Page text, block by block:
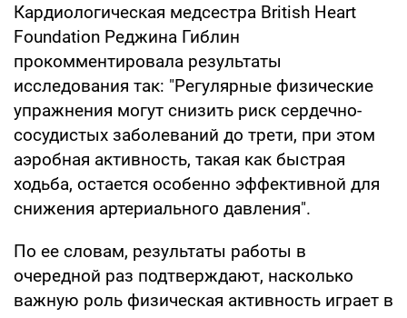
Кардиологическая медсестра British Heart
Foundation Реджина Гиблин
прокомментировала результаты
исследования так: "Регулярные физические
упражнения могут снизить риск сердечно-
сосудистых заболеваний до трети, при этом
аэробная активность, такая как быстрая
ходьба, остается особенно эффективной для
снижения артериального давления".
По ее словам, результаты работы в
очередной раз подтверждают, насколько
важную роль физическая активность играет в